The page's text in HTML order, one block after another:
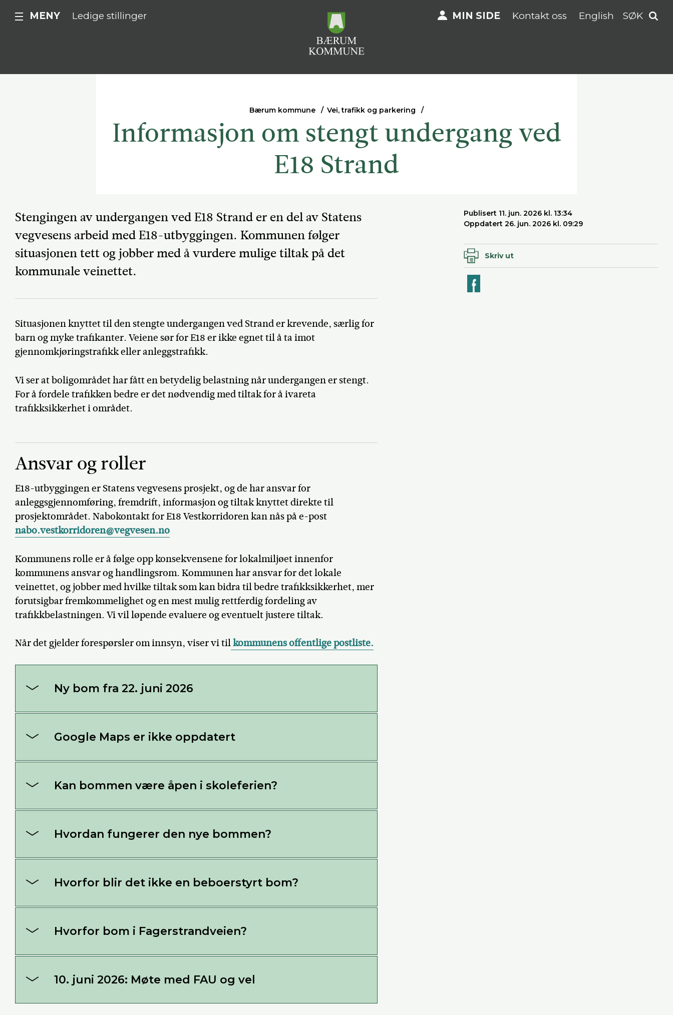
MENY Ledige stillinger MIN SIDE Kontakt oss English SØK
Bærum kommune Vei, trafikk og parkering
Informasjon om stengt undergang ved
E18 Strand
Stengingen av undergangen ved E18 Strand er en del av Statens
vegvesens arbeid med E18-utbyggingen. Kommunen følger
situasjonen tett og jobber med å vurdere mulige tiltak på det
kommunale veinettet.
Situasjonen knyttet til den stengte undergangen ved Strand er krevende, særlig for
barn og myke trafikanter. Veiene sør for E18 er ikke egnet til å ta imot
gjennomkjøringstrafikk eller anleggstrafikk.
Vi ser at boligområdet har fått en betydelig belastning når undergangen er stengt.
For å fordele trafikken bedre er det nødvendig med tiltak for å ivareta
trafikksikkerhet i området.
Ansvar og roller
E18-utbyggingen er Statens vegvesens prosjekt, og de har ansvar for
anleggsgjennomføring, fremdrift, informasjon og tiltak knyttet direkte til
prosjektområdet. Nabokontakt for E18 Vestkorridoren kan nås på e-post
nabo.vestkorridoren@vegvesen.no
Kommunens rolle er å følge opp konsekvensene for lokalmiljøet innenfor
kommunens ansvar og handlingsrom. Kommunen har ansvar for det lokale
veinettet, og jobber med hvilke tiltak som kan bidra til bedre trafikksikkerhet, mer
forutsigbar fremkommelighet og en mest mulig rettferdig fordeling av
trafikkbelastningen. Vi vil løpende evaluere og eventuelt justere tiltak.
Når det gjelder forespørsler om innsyn, viser vi tilkommunens offentlige postliste.
Ny bom fra 22. juni 2026
Google Maps er ikke oppdatert
Kan bommen være åpen i skoleferien?
Hvordan fungerer den nye bommen?
Hvorfor blir det ikke en beboerstyrt bom?
Hvorfor bom i Fagerstrandveien?
10. juni 2026: Møte med FAU og vel
Publisert 11. jun. 2026 kl. 13:34
Oppdatert 26. jun. 2026 kl. 09:29
Skriv ut